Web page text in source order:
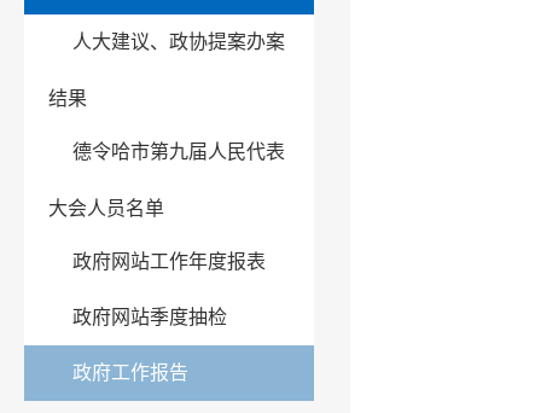
人大建议、政协提案办案
结果
德令哈市第九届人民代表
大会人员名单
政府网站工作年度报表
政府网站季度抽检
政府工作报告